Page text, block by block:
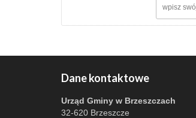
Dane kontaktowe
Urząd Gminy w Brzeszczach
32-620 Brzeszcze